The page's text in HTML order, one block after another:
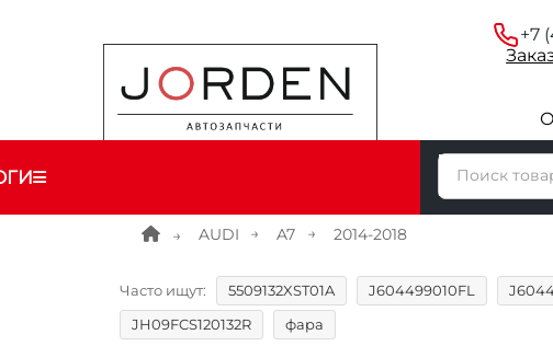
+7
AUDI A7 2014-2018
Часто ищут: 5509132XST01A J604499010FL
JH09FCS120132R
фара